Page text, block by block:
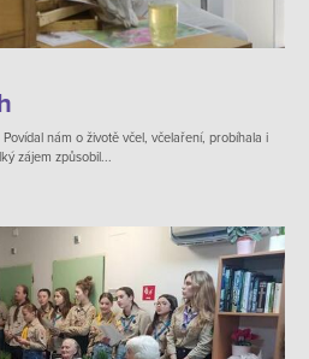
nám o životě včel, včelaření, probíhala i
zájem způsobil...